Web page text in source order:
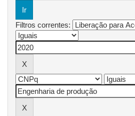
Filtros correntes: